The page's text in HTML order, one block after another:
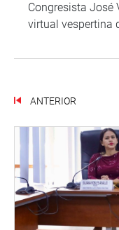
Congresista José
virtual vespertina
ANTERIOR